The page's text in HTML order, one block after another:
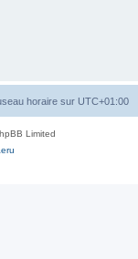
horaire sur UTC+01:00
Limited